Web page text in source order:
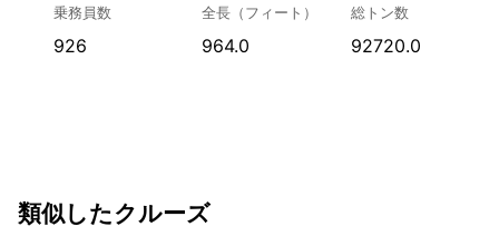
乗務員数
926
全長（フィート）
964.0
総トン数
92720.0
類似したクルーズ